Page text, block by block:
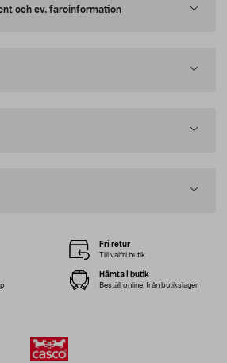
och ev. faroinformation
Fri retur
Till valfri butik
Hämta i butik
Beställ online, från butikslager